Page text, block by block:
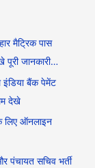
मैट्रिक पास
पूरी जानकारी…
बैंक पेमेंट
देखे
लिए ऑनलाइन
सचिव भर्ती